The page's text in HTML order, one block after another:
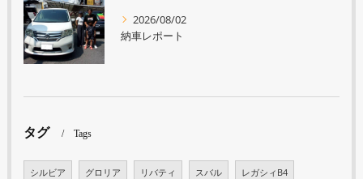
2026/08/02
納車レポート
タグ Tags
シルビア グロリア リバティ スバル レガシィB4